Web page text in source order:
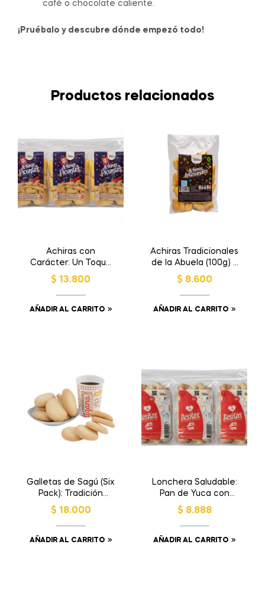
café o chocolate caliente.
¡Pruébalo y descubre dónde empezó todo!
Productos relacionados
Achiras con
Carácter: Un Toque
Picante (Six Pack)
$ 13.800
AÑADIR AL CARRITO
Achiras Tradicionales
de la Abuela (100g) –
Receta Original
$ 8.600
AÑADIR AL CARRITO
Galletas de Sagú (Six
Pack): Tradición
Ancestral que se
deshace en tu boca
$ 18.000
AÑADIR AL CARRITO
Lonchera Saludable:
Pan de Yuca con
Curcuma y Quinoa
(Six Pack)
$ 8.888
AÑADIR AL CARRITO